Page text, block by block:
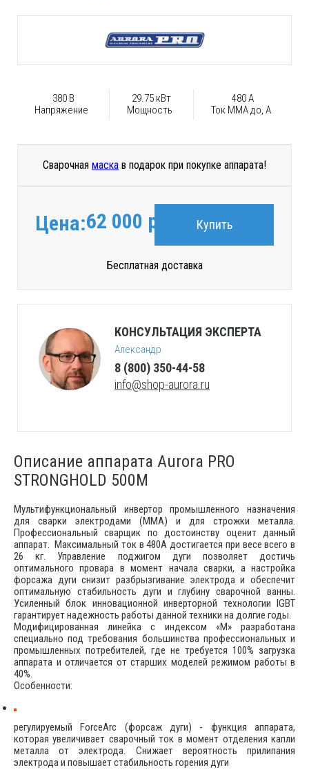
380 В
Напряжение
29.75 кВт
Мощность
480 А
Ток ММА до, А
Сварочная маска в подарок при покупке аппарата!
Цена:62 000 руб.
Бесплатная доставка
Купить
КОНСУЛЬТАЦИЯ ЭКСПЕРТА
Александр
8 (800) 350-44-58
info@shop-aurora.ru
Описание аппарата Aurora PRO
STRONGHOLD 500M
Мультифункциональный инвертор промышленного назначения
для сварки электродами (MMA) и для строжки металла.
Профессиональный сварщик по достоинству оценит данный
аппарат. Максимальный ток в 480А достигается при весе всего в
26 кг. Управление поджигом дуги позволяет достичь
оптимального провара в момент начала сварки, а настройка
форсажа дуги снизит разбрызгивание электрода и обеспечит
оптимальную стабильность дуги и глубину сварочной ванны.
Усиленный блок инновационной инверторной технологии IGBT
гарантирует надежность работы данной техники на долгие годы.
Модифицированная линейка с индексом «М» разработана
специально под требования большинства профессиональных и
промышленных потребителей, где не требуется 100% загрузка
аппарата и отличается от старших моделей режимом работы в
40%.
Особенности:
регулируемый ForceArc (форсаж дуги) - функция аппарата,
которая увеличивает сварочный ток в момент отделения капли
металла от электрода. Снижает вероятность прилипания
электрода и повышает стабильность горения дуги